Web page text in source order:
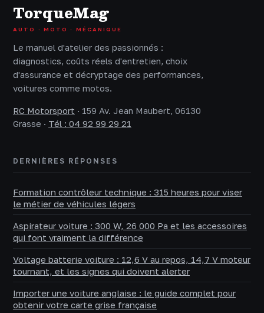
TorqueMag
AUTO · MOTO · MÉCANIQUE
Le manuel d'atelier des passionnés :
diagnostics, coûts réels d'entretien, choix
d'assurance et décryptage des performances,
voitures comme motos.
RC Motorsport · 159 Av. Jean Maubert, 06130
Grasse · Tél : 04 92 99 29 21
DERNIÈRES RÉPONSES
Formation contrôleur technique : 315 heures pour viser
le métier de véhicules légers
Aspirateur voiture : 300 W, 26 000 Pa et les accessoires
qui font vraiment la différence
Voltage batterie voiture : 12,6 V au repos, 14,7 V moteur
tournant, et les signes qui doivent alerter
Importer une voiture anglaise : le guide complet pour
obtenir votre carte grise française